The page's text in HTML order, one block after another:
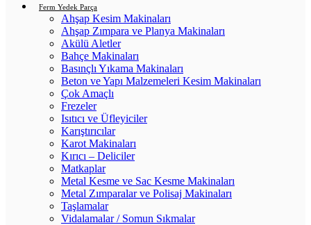
Ferm Yedek Parça
Ahşap Kesim Makinaları
Ahşap Zımpara ve Planya Makinaları
Akülü Aletler
Bahçe Makinaları
Basınçlı Yıkama Makinaları
Beton ve Yapı Malzemeleri Kesim Makinaları
Çok Amaçlı
Frezeler
Isıtıcı ve Üfleyiciler
Karıştırıcılar
Karot Makinaları
Kırıcı – Deliciler
Matkaplar
Metal Kesme ve Sac Kesme Makinaları
Metal Zımparalar ve Polisaj Makinaları
Taşlamalar
Vidalamalar / Somun Sıkmalar